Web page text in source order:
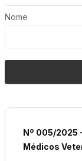
Nome
Nº 005/2025
Médicos